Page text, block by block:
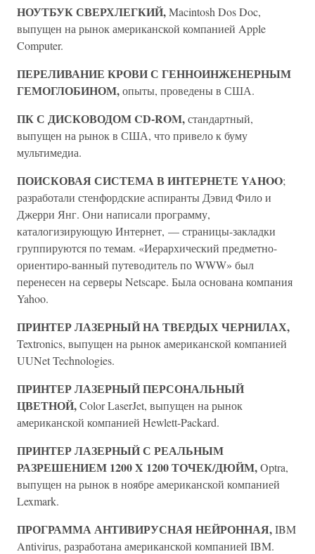
НОУТБУК СВЕРХЛЕГКИЙ,Macintosh Dos Doc,
выпущен на рынок американской компанией Apple
Computer.
ПЕРЕЛИВАНИЕ КРОВИ С ГЕННОИНЖЕНЕРНЫМ
ГЕМОГЛОБИНОМ,опыты, проведены в США.
ПК С ДИСКОВОДОМ CD-ROM,стандартный,
выпущен на рынок в США, что привело к буму
мультимедиа.
ПОИСКОВАЯ СИСТЕМА В ИНТЕРНЕТЕ YAHOO;
разработали стенфордские аспиранты Дэвид Фило и
Джерри Янг. Они написали программу,
каталогизирующую Интернет, — страницы-закладки
группируются по темам. «Иерархический предметно-
ориентиро-ванный путеводитель по WWW» был
перенесен на серверы Netscape. Была основана компания
Yahoo.
ПРИНТЕР ЛАЗЕРНЫЙ НА ТВЕРДЫХ ЧЕРНИЛАХ,
Textronics, выпущен на рынок американской компанией
UUNet Technologies.
ПРИНТЕР ЛАЗЕРНЫЙ ПЕРСОНАЛЬНЫЙ
ЦВЕТНОЙ,Color LaserJet, выпущен на рынок
американской компанией Hewlett-Packard.
ПРИНТЕР ЛАЗЕРНЫЙ С РЕАЛЬНЫМ
РАЗРЕШЕНИЕМ 1200 X 1200 ТОЧЕК/ДЮЙМ,Optra,
выпущен на рынок в ноябре американской компанией
Lexmark.
ПРОГРАММА АНТИВИРУСНАЯ НЕЙРОННАЯ,IBM
Antivirus, разработана американской компанией IBM.